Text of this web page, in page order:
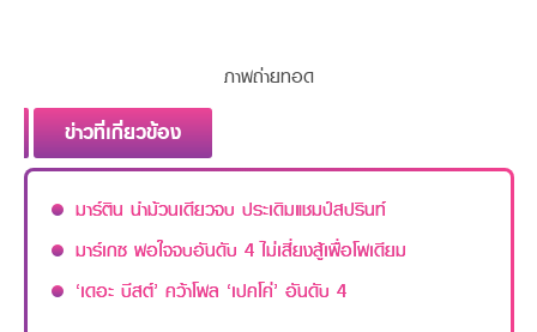
ภาพถ่ายทอด
ข่าวที่เกี่ยวข้อง
มาร์ติน นำม้วนเดียวจบ ประเดิมแชมป์สปรินท์
มาร์เกซ พอใจจบอันดับ 4 ไม่เสี่ยงสู้เพื่อโพเดียม
‘เดอะ บีสต์’ คว้าโพล ‘เปคโค่’ อันดับ 4